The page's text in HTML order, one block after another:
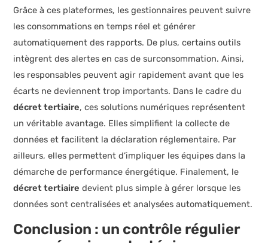
Grâce à ces plateformes, les gestionnaires peuvent suivre
les consommations en temps réel et générer
automatiquement des rapports. De plus, certains outils
intègrent des alertes en cas de surconsommation. Ainsi,
les responsables peuvent agir rapidement avant que les
écarts ne deviennent trop importants. Dans le cadre du
décret tertiaire, ces solutions numériques représentent
un véritable avantage. Elles simplifient la collecte de
données et facilitent la déclaration réglementaire. Par
ailleurs, elles permettent d’impliquer les équipes dans la
démarche de performance énergétique. Finalement, le
décret tertiaire devient plus simple à gérer lorsque les
données sont centralisées et analysées automatiquement.
Conclusion : un contrôle régulier